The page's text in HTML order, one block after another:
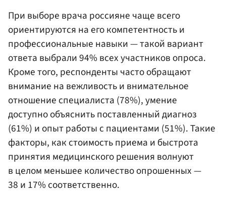
При выборе врача россияне чаще всего
ориентируются на его компетентность и
профессиональные навыки — такой вариант
ответа выбрали 94% всех участников опроса.
Кроме того, респонденты часто обращают
внимание на вежливость и внимательное
отношение специалиста (78%), умение
доступно объяснить поставленный диагноз
(61%) и опыт работы с пациентами (51%). Такие
факторы, как стоимость приема и быстрота
принятия медицинского решения волнуют
в целом меньшее количество опрошенных —
38 и 17% соответственно.